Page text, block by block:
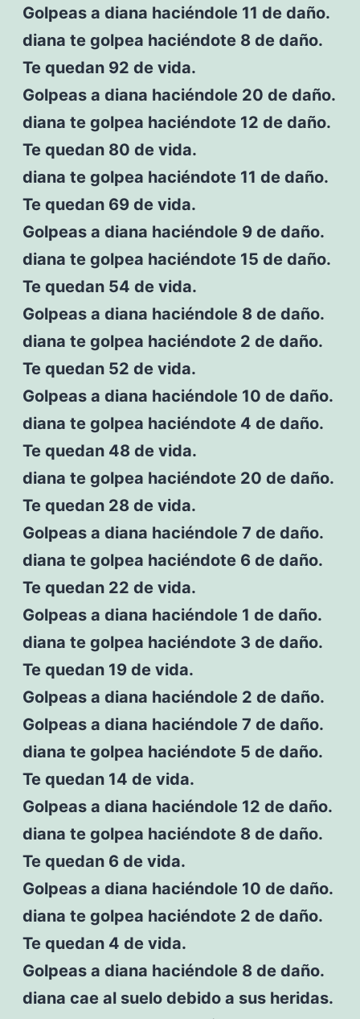
Golpeas a diana haciéndole 11 de daño.
diana te golpea haciéndote 8 de daño.
Te quedan 92 de vida.
Golpeas a diana haciéndole 20 de daño.
diana te golpea haciéndote 12 de daño.
Te quedan 80 de vida.
diana te golpea haciéndote 11 de daño.
Te quedan 69 de vida.
Golpeas a diana haciéndole 9 de daño.
diana te golpea haciéndote 15 de daño.
Te quedan 54 de vida.
Golpeas a diana haciéndole 8 de daño.
diana te golpea haciéndote 2 de daño.
Te quedan 52 de vida.
Golpeas a diana haciéndole 10 de daño.
diana te golpea haciéndote 4 de daño.
Te quedan 48 de vida.
diana te golpea haciéndote 20 de daño.
Te quedan 28 de vida.
Golpeas a diana haciéndole 7 de daño.
diana te golpea haciéndote 6 de daño.
Te quedan 22 de vida.
Golpeas a diana haciéndole 1 de daño.
diana te golpea haciéndote 3 de daño.
Te quedan 19 de vida.
Golpeas a diana haciéndole 2 de daño.
Golpeas a diana haciéndole 7 de daño.
diana te golpea haciéndote 5 de daño.
Te quedan 14 de vida.
Golpeas a diana haciéndole 12 de daño.
diana te golpea haciéndote 8 de daño.
Te quedan 6 de vida.
Golpeas a diana haciéndole 10 de daño.
diana te golpea haciéndote 2 de daño.
Te quedan 4 de vida.
Golpeas a diana haciéndole 8 de daño.
diana cae al suelo debido a sus heridas.